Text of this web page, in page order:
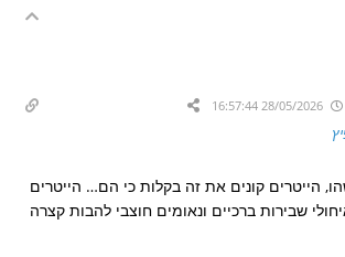
28/05/2026 16:57:44
הייטרים קונים את זה בקלות כי הם… הייטרים
שבירות ברכיים ונאומים חוצבי להבות קצרה